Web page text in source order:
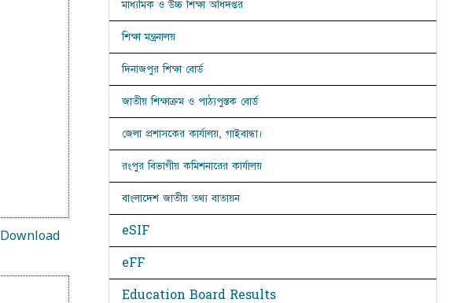
Download
মাধ্যমিক ও উচ্চ শিক্ষা অধিদপ্তর
শিক্ষা মন্ত্রনালয়
দিনাজপুর শিক্ষা বোর্ড
জাতীয় শিক্ষাক্রম ও পাঠ্যপুস্তক বোর্ড
জেলা প্রশাসকের কার্যালয়, গাইবান্ধা।
রংপুর বিভাগীয় কমিশনারের কার্যালয়
বাংলাদেশ জাতীয় তথ্য বাতায়ন
eSIF
eFF
Education Board Results